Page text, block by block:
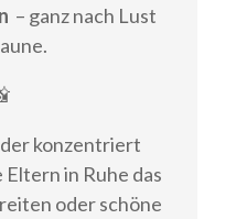
– ganz nach Lust
konzentriert
in Ruhe das
oder schöne